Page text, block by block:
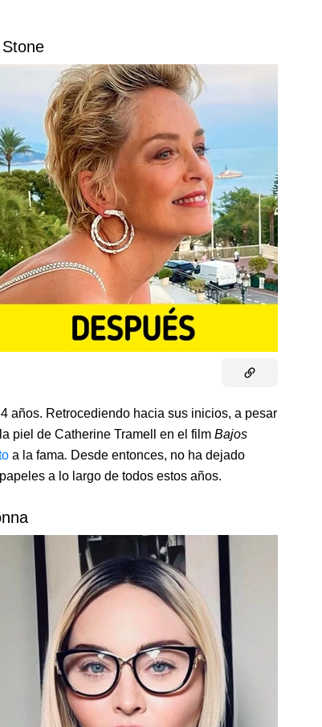
años. Retrocediendo hacia sus inicios, a pesar
piel de Catherine Tramell en el film Bajos
a la fama. Desde entonces, no ha dejado
a lo largo de todos estos años.